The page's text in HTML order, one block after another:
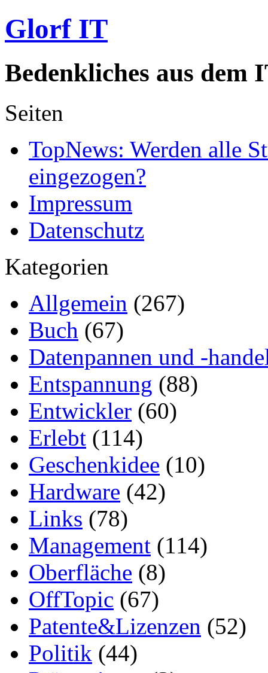
Glorf IT
Bedenkliches aus dem
Seiten
TopNews: Werden alle
eingezogen?
Impressum
Datenschutz
Kategorien
Allgemein (267)
Buch (67)
Datenpannen und -
Entspannung (88)
Entwickler (60)
Erlebt (114)
Geschenkidee (10)
Hardware (42)
Links (78)
Management (114)
Oberfläche (8)
OffTopic (67)
Patente&Lizenzen (52)
Politik (44)